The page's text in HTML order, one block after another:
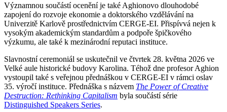
Významnou součástí ocenění je také Aghionovo dlouhodobé
zapojení do rozvoje ekonomie a doktorského vzdělávání na
Univerzitě Karlově prostřednictvím CERGE-EI. Přispívvá nejen k
vysokým akademickým standardům a podpoře špičkového
výzkumu, ale také k mezinárodní reputaci instituce.
Slavnostní ceremoniál se uskutečnil ve čtvrtek 28. května 2026 ve
Velké aule historické budovy Karolina. Téhož dne profesor Aghion
vystoupil také s veřejnou přednáškou v CERGE-EI v rámci oslav
35. výročí instituce. Přednáška s názvem The Power of Creative
Destruction: Rethinking Capitalism byla součástí série
Distinguished Speakers Series.